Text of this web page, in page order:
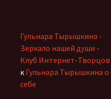
Гульнара Тырышкина -
Зеркало нашей души -
Клуб Интернет-Творцов
к Гульнара Тырышкина о
себе